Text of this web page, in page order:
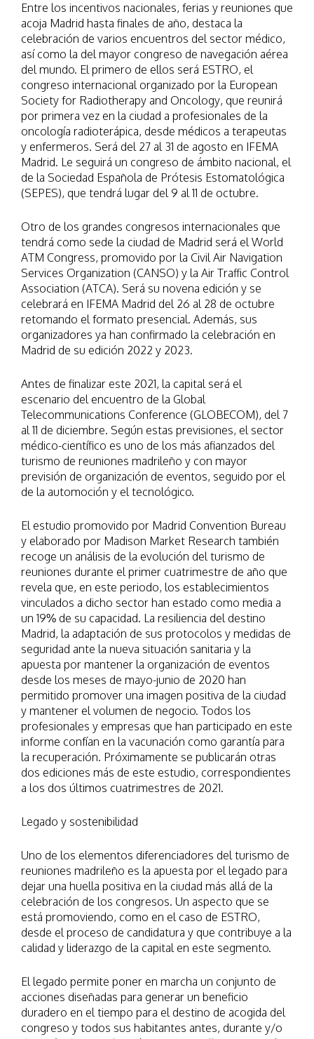
Entre los incentivos nacionales, ferias y reuniones que
acoja Madrid hasta finales de año, destaca la
celebración de varios encuentros del sector médico,
así como la del mayor congreso de navegación aérea
del mundo. El primero de ellos será ESTRO, el
congreso internacional organizado por la European
Society for Radiotherapy and Oncology, que reunirá
por primera vez en la ciudad a profesionales de la
oncología radioterápica, desde médicos a terapeutas
y enfermeros. Será del 27 al 31 de agosto en IFEMA
Madrid. Le seguirá un congreso de ámbito nacional, el
de la Sociedad Española de Prótesis Estomatológica
(SEPES), que tendrá lugar del 9 al 11 de octubre.
Otro de los grandes congresos internacionales que
tendrá como sede la ciudad de Madrid será el World
ATM Congress, promovido por la Civil Air Navigation
Services Organization (CANSO) y la Air Traffic Control
Association (ATCA). Será su novena edición y se
celebrará en IFEMA Madrid del 26 al 28 de octubre
retomando el formato presencial. Además, sus
organizadores ya han confirmado la celebración en
Madrid de su edición 2022 y 2023.
Antes de finalizar este 2021, la capital será el
escenario del encuentro de la Global
Telecommunications Conference (GLOBECOM), del 7
al 11 de diciembre. Según estas previsiones, el sector
médico-científico es uno de los más afianzados del
turismo de reuniones madrileño y con mayor
previsión de organización de eventos, seguido por el
de la automoción y el tecnológico.
El estudio promovido por Madrid Convention Bureau
y elaborado por Madison Market Research también
recoge un análisis de la evolución del turismo de
reuniones durante el primer cuatrimestre de año que
revela que, en este periodo, los establecimientos
vinculados a dicho sector han estado como media a
un 19% de su capacidad. La resiliencia del destino
Madrid, la adaptación de sus protocolos y medidas de
seguridad ante la nueva situación sanitaria y la
apuesta por mantener la organización de eventos
desde los meses de mayo-junio de 2020 han
permitido promover una imagen positiva de la ciudad
y mantener el volumen de negocio. Todos los
profesionales y empresas que han participado en este
informe confían en la vacunación como garantía para
la recuperación. Próximamente se publicarán otras
dos ediciones más de este estudio, correspondientes
a los dos últimos cuatrimestres de 2021.
Legado y sostenibilidad
Uno de los elementos diferenciadores del turismo de
reuniones madrileño es la apuesta por el legado para
dejar una huella positiva en la ciudad más allá de la
celebración de los congresos. Un aspecto que se
está promoviendo, como en el caso de ESTRO,
desde el proceso de candidatura y que contribuye a la
calidad y liderazgo de la capital en este segmento.
El legado permite poner en marcha un conjunto de
acciones diseñadas para generar un beneficio
duradero en el tiempo para el destino de acogida del
congreso y todos sus habitantes antes, durante y/o